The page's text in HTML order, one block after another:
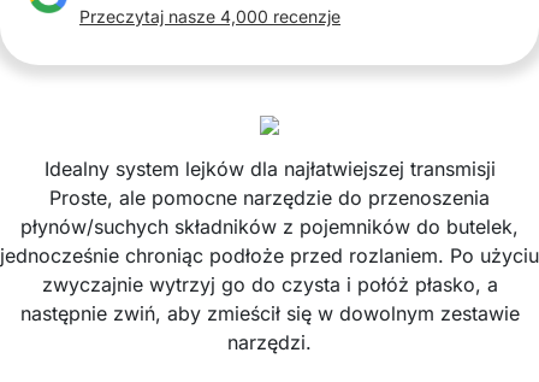
Przeczytaj nasze 4,000 recenzje
Idealny system lejków dla najłatwiejszej transmisji
Proste, ale pomocne narzędzie do przenoszenia
płynów/suchych składników z pojemników do butelek,
jednocześnie chroniąc podłoże przed rozlaniem. Po użyciu
zwyczajnie wytrzyj go do czysta i połóż płasko, a
następnie zwiń, aby zmieścił się w dowolnym zestawie
narzędzi.